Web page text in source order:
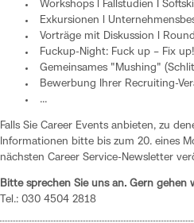
Workshops l Fallstudien I
Exkursionen l
Vorträge mit Diskussion l
Fuckup-Night: Fuck up – Fix up!
Gemeinsames "Mushing"
Bewerbung Ihrer Recruiting-
...
Falls Sie Career Events anbieten, zu
Informationen bitte bis zum 20. eines
nächsten Career Service-Newsletter
Bitte sprechen Sie uns an. Gern
Tel.: 030 4504 2818